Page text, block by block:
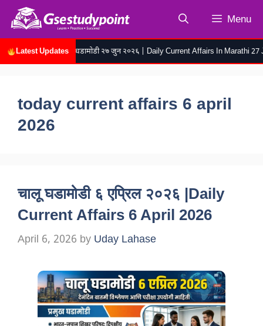
Skip
content
Menu
Latest Updates
रोजच्या चालू घडामोडी २७ जुन २०२६ | Daily Current Affairs In Marathi 27
today current affairs 6 april
2026
चालू घडामोडी ६ एप्रिल २०२६ |Daily
Current Affairs 6 April 2026
April 6, 2026 by Uday Lahase